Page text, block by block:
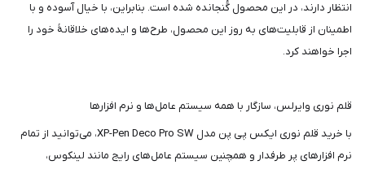
انتظار دارند، در این محصول گُنجانده شده است. بنابراین، با خیال آسوده و با
اطمینان از قابلیت‌های به روز این محصول، طرح‌ها و ایده‌های خلاقانۀ خود را
اجرا خواهند کرد.
قلم نوری وایرلس، سازگار با همه سیستم عامل‌ها و نرم افزارها
با خرید قلم نوری ایکس پی پن مدل XP-Pen Deco Pro SW، می‌توانید از تمام
نرم افزارهای پر طرفدار و همچنین سیستم عامل‌های رایج مانند لینکوس،